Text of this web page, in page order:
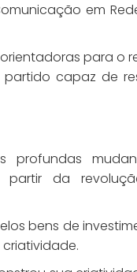
em
para o
capaz de
profundas
da
bens de